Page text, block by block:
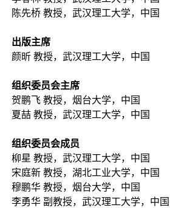
陈先桥 教授，武汉理工大学，中国
出版主席
颜昕 教授，武汉理工大学，中国
组织委员会主席
贺鹏飞 教授，烟台大学，中国
夏喆 教授，武汉理工大学，中国
组织委员会成员
柳星 教授，武汉理工大学，中国
宋庭新 教授，湖北工业大学，中国
穆鹏华 教授，烟台大学，中国
李勇华 副教授，武汉理工大学，中国